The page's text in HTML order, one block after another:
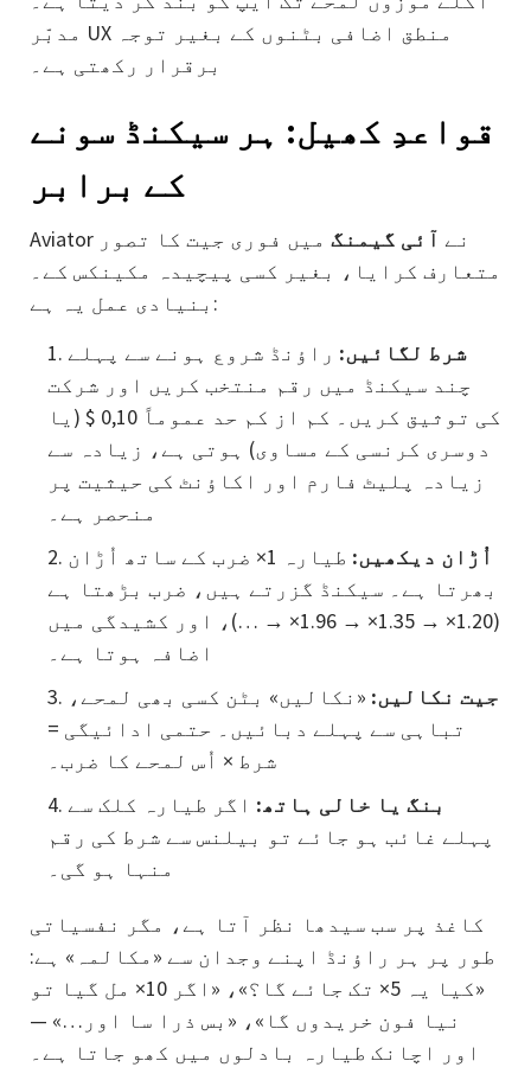
مدبّر UX منطق اضافی بٹنوں کے بغیر توجہ
برقرار رکھتی ہے۔
قواعدِ کھیل: ہر سیکنڈ سونے
کے برابر
Aviator نے آئی گیمنگ میں فوری جیت کا تصور
متعارف کرایا، بغیر کسی پیچیدہ مکینکس کے۔
بنیادی عمل یہ ہے:
شرط لگائیں: راؤنڈ شروع ہونے سے پہلے
چند سیکنڈ میں رقم منتخب کریں اور شرکت
کی توثیق کریں۔ کم از کم حد عموماً 0,10 $ (یا
دوسری کرنسی کے مساوی) ہوتی ہے، زیادہ سے
زیادہ پلیٹ فارم اور اکاؤنٹ کی حیثیت پر
منحصر ہے۔
اُڑان دیکھیں:
طیارہ 1× ضرب کے ساتھ اُڑان
بھرتا ہے۔ سیکنڈ گزرتے ہیں، ضرب بڑھتا ہے
(1.20× → 1.35× → 1.96× → …)، اور کشیدگی میں
اضافہ ہوتا ہے۔
جیت نکالیں: «نکالیں» بٹن کسی بھی لمحے،
تباہی سے پہلے دبائیں۔ حتمی ادائیگی =
شرط × اُس لمحے کا ضرب۔
بنگ یا خالی ہاتھ: اگر طیارہ کلک سے
پہلے غائب ہو جائے تو بیلنس سے شرط کی رقم
منہا ہو گی۔
کاغذ پر سب سیدھا نظر آتا ہے، مگر نفسیاتی
طور پر ہر راؤنڈ اپنے وجدان سے «مکالمہ» ہے:
«کیا یہ 5× تک جائے گا؟»، «اگر 10× مل گیا تو
نیا فون خریدوں گا»، «بس ذرا سا اور…» —
اور اچانک طیارہ بادلوں میں کھو جاتا ہے۔